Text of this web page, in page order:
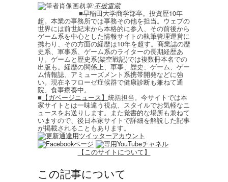
執筆:不破雷蔵
■早稲田大学商学部卒。投資歴10年
超。本業の事務所では事務その他を担当。ウェブの
世界には前世紀末から本格的に参入、その前後から
ゲーム系を中心とした情報サイトの執筆管理運営に
携わり、その方面の経歴は10年を超す。商業誌の歴
史系、軍事系、ゲーム系のライターの長期経歴あ
り。ゲームと歴史系(架空戦記)では複数冊本名での
出版も。経歴の関係上、軍事、歴史、ゲーム、ゲー
ム情報誌、アミューズメント系携帯開発などに強
い。現在ネフローゼ症候群で健康診断も兼ねて通
院、食事療養中。
■ 【ガベージニュース】 統括担当。今サイトでは本
家サイトとは一味違う視点、スタイルでお気軽なニ
ュースをお送りします。また覚書的な場所も兼ねて
いますので、後日本家サイトで詳細を解説した記事
が掲載されることもあります。
【このサイトについて】
この記事について